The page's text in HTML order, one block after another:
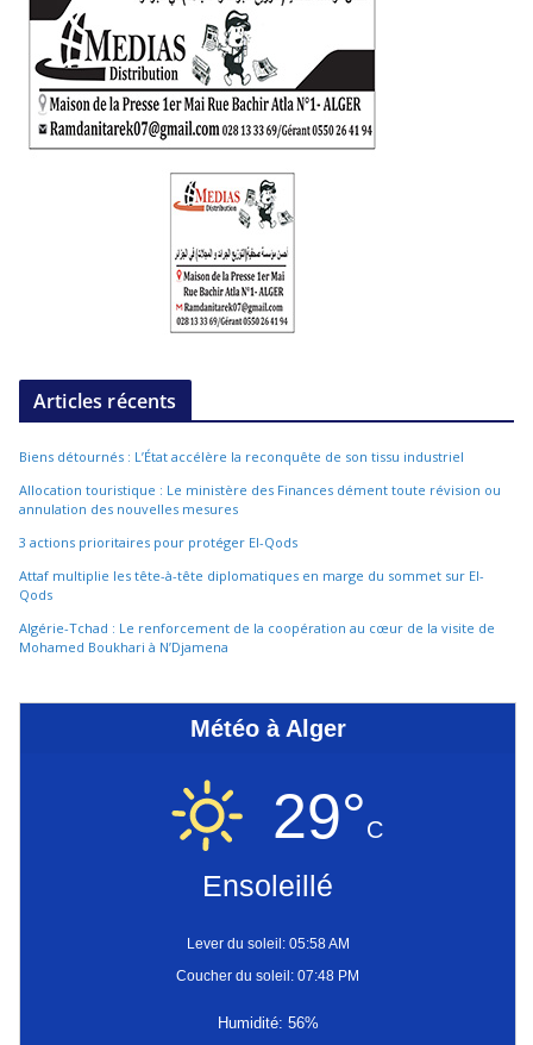
Articles récents
Biens détournés : L’État accélère la reconquête de son tissu industriel
Allocation touristique : Le ministère des Finances dément toute révision ou
annulation des nouvelles mesures
3 actions prioritaires pour protéger El-Qods
Attaf multiplie les tête-à-tête diplomatiques en marge du sommet sur El-
Qods
Algérie-Tchad : Le renforcement de la coopération au cœur de la visite de
Mohamed Boukhari à N’Djamena
Météo à Alger
29°C
Ensoleillé
Lever du soleil: 05:58 AM
Coucher du soleil: 07:48 PM
Humidité: 56%